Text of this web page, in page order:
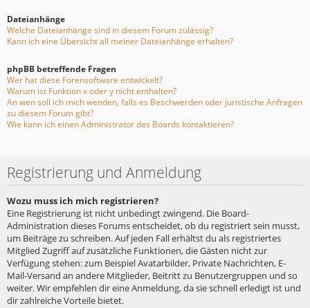
Dateianhänge
Welche Dateianhänge sind in diesem Forum zulässig?
Kann ich eine Übersicht all meiner Dateianhänge erhalten?
phpBB betreffende Fragen
Wer hat diese Forensoftware entwickelt?
Warum ist Funktion x oder y nicht enthalten?
An wen soll ich mich wenden, falls es Beschwerden oder juristische Anfragen
zu diesem Forum gibt?
Wie kann ich einen Administrator des Boards kontaktieren?
Registrierung und Anmeldung
Wozu muss ich mich registrieren?
Eine Registrierung ist nicht unbedingt zwingend. Die Board-
Administration dieses Forums entscheidet, ob du registriert sein musst,
um Beiträge zu schreiben. Auf jeden Fall erhältst du als registriertes
Mitglied Zugriff auf zusätzliche Funktionen, die Gästen nicht zur
Verfügung stehen: zum Beispiel Avatarbilder, Private Nachrichten, E-
Mail-Versand an andere Mitglieder, Beitritt zu Benutzergruppen und so
weiter. Wir empfehlen dir eine Anmeldung, da sie schnell erledigt ist und
dir zahlreiche Vorteile bietet.